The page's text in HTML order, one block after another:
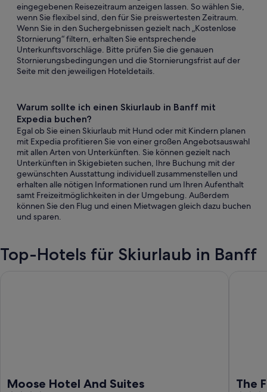
eingegebenen Reisezeitraum anzeigen lassen. So wählen Sie,
wenn Sie flexibel sind, den für Sie preiswertesten Zeitraum.
Wenn Sie in den Suchergebnissen gezielt nach „Kostenlose
Stornierung“ filtern, erhalten Sie entsprechende
Unterkunftsvorschläge. Bitte prüfen Sie die genauen
Stornierungsbedingungen und die Stornierungsfrist auf der
Seite mit den jeweiligen Hoteldetails.
Warum sollte ich einen Skiurlaub in Banff mit
Expedia buchen?
Egal ob Sie einen Skiurlaub mit Hund oder mit Kindern planen
mit Expedia profitieren Sie von einer großen Angebotsauswahl
mit allen Arten von Unterkünften. Sie können gezielt nach
Unterkünften in Skigebieten suchen, Ihre Buchung mit der
gewünschten Ausstattung individuell zusammenstellen und
erhalten alle nötigen Informationen rund um Ihren Aufenthalt
samt Freizeitmöglichkeiten in der Umgebung. Außerdem
können Sie den Flug und einen Mietwagen gleich dazu buchen
und sparen.
Top-Hotels für Skiurlaub in Banff
Moose Hotel And Suites The